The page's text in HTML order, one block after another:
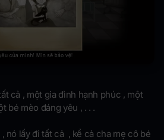
cả , một gia đình hạnh phúc , một
bé mèo đáng yêu , . . .
nó lấy đi tất cả , kể cả cha mẹ cô bé